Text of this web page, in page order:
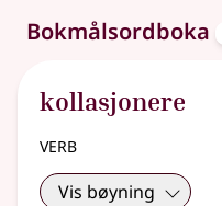
2 treff
Bokmålsordboka
kollasjonere
verb
Vis bøyning